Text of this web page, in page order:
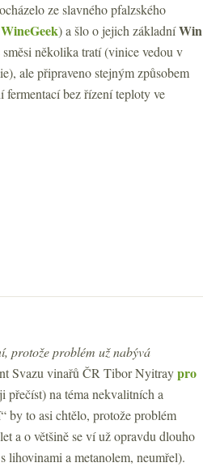
ze slavného pfalzského
WineGeek) a šlo o jejich základníWin
několika tratí (vinice vedou v
ale připraveno stejným způsobem
bez řízení teploty ve
protože problém už nabývá
Svazu vinařů ČR Tibor Nyitraypro
přečíst) na téma nekvalitních a
by to asi chtělo, protože problém
a o většině se ví už opravdu dlouho
lihovinami a metanolem, neumřel).